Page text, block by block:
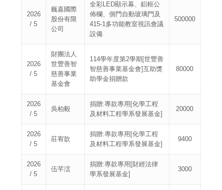
2026
/ 5
巍嘉國際
股份有限
公司
全彩LED顯示幕、鋁框公
佈欄、側門自動玻璃門及
415-1多功能教室視訊會議
設備
500000
2026
/ 5
財團法人
世豐善智
慈善事業
基金會
114學年度第2學期[世豐善
智慈善事業基金會]互助獎
助學金捐贈款
80000
2026
/ 5
吳柏毅
捐贈:專款專用[化學工程
及材料工程學系發展基金]
20000
2026
/ 5
莊宥歆
捐贈:專款專用[化學工程
及材料工程學系發展基金]
9400
2026
/ 5
伍芊澐
捐贈:專款專用[財經法律
學系發展基金]
3000